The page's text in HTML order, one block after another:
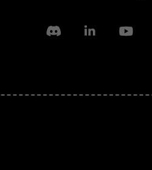
Youtube
Linkedin
Discord